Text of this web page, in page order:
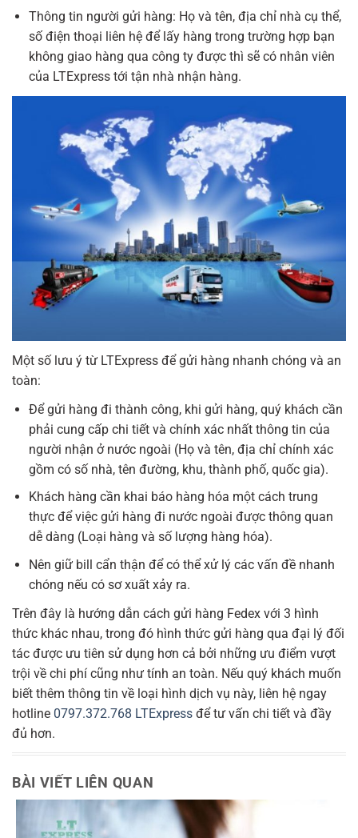
Thông tin người gửi hàng: Họ và tên, địa chỉ nhà cụ thể,
số điện thoại liên hệ để lấy hàng trong trường hợp bạn
không giao hàng qua công ty được thì sẽ có nhân viên
của LTExpress tới tận nhà nhận hàng.
Một số lưu ý từ LTExpress để gửi hàng nhanh chóng và an
toàn:
Để gửi hàng đi thành công, khi gửi hàng, quý khách cần
phải cung cấp chi tiết và chính xác nhất thông tin của
người nhận ở nước ngoài (Họ và tên, địa chỉ chính xác
gồm có số nhà, tên đường, khu, thành phố, quốc gia).
Khách hàng cần khai báo hàng hóa một cách trung
thực để việc gửi hàng đi nước ngoài được thông quan
dễ dàng (Loại hàng và số lượng hàng hóa).
Nên giữ bill cẩn thận để có thể xử lý các vấn đề nhanh
chóng nếu có sơ xuất xảy ra.
Trên đây là hướng dẫn cách gửi hàng Fedex với 3 hình
thức khác nhau, trong đó hình thức gửi hàng qua đại lý đối
tác được ưu tiên sử dụng hơn cả bởi những ưu điểm vượt
trội về chi phí cũng như tính an toàn. Nếu quý khách muốn
biết thêm thông tin về loại hình dịch vụ này, liên hệ ngay
hotline 0797.372.768 LTExpress để tư vấn chi tiết và đầy
đủ hơn.
BÀI VIẾT LIÊN QUAN